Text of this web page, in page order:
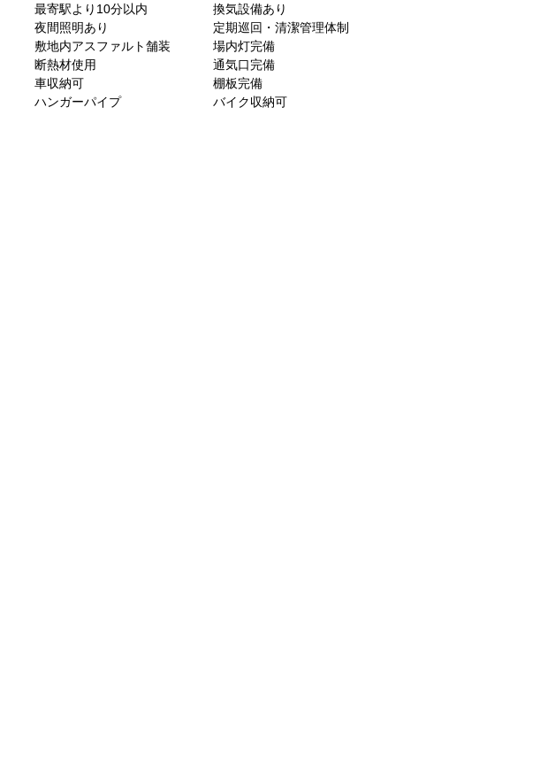
最寄駅より10分以内
換気設備あり
夜間照明あり
定期巡回・清潔管理体制
敷地内アスファルト舗装
場内灯完備
断熱材使用
通気口完備
車収納可
棚板完備
ハンガーパイプ
バイク収納可